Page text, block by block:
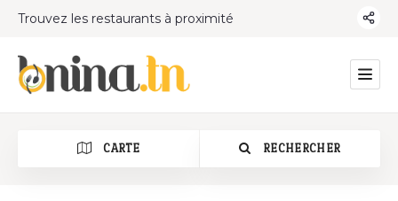
Trouvez les restaurants à proximité
CARTE RECHERCHER